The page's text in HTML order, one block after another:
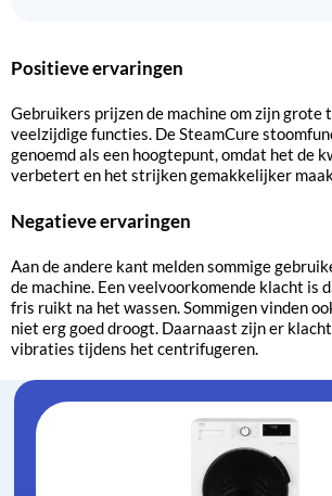
Positieve ervaringen
Gebruikers prijzen de machine om zijn grote
veelzijdige functies. De SteamCure
genoemd als een hoogtepunt, omdat het de
verbetert en het strijken gemakkelijker
Negatieve ervaringen
Aan de andere kant melden sommige
de machine. Een veelvoorkomende klacht is
fris ruikt na het wassen. Sommigen vinden
niet erg goed droogt. Daarnaast zijn er
vibraties tijdens het centrifugeren.